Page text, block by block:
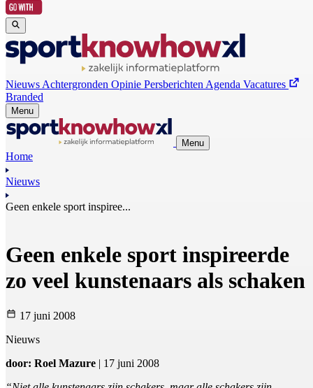
Nieuws Achtergronden Opinie Persberichten Agenda Vacatures
Branded
Menu
Menu
Home
Nieuws
Geen enkele sport inspiree...
Geen enkele sport inspireerde
zo veel kunstenaars als schaken
17 juni 2008
Nieuws
door: Roel Mazure | 17 juni 2008